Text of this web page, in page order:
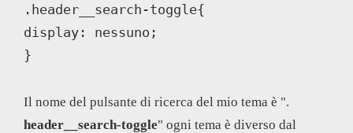
.header__search-toggle{
display: nessuno;
}
Il nome del pulsante di ricerca del mio tema è ".
header__search-toggle" ogni tema è diverso dal